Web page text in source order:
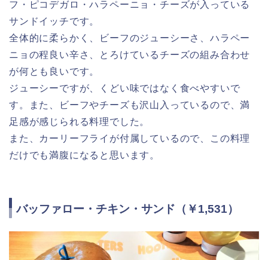
フ・ピコデガロ・ハラペーニョ・チーズが入っている
サンドイッチです。
全体的に柔らかく、ビーフのジューシーさ、ハラペー
ニョの程良い辛さ、とろけているチーズの組み合わせ
が何とも良いです。
ジューシーですが、くどい味ではなく食べやすいで
す。また、ビーフやチーズも沢山入っているので、満
足感が感じられる料理でした。
また、カーリーフライが付属しているので、この料理
だけでも満腹になると思います。
バッファロー・チキン・サンド（￥1,531）